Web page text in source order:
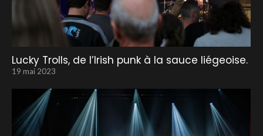
Lucky Trolls, de l’Irish punk à la sauce liégeoise.
19 mai 2023